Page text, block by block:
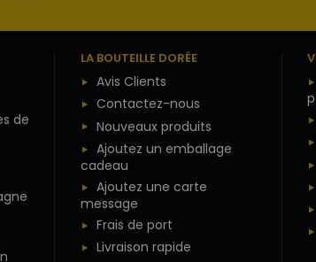
de
LA BOUTEILLE DORÉE
Avis Clients
Contactez-nous
Nouveaux produits
Ajoutez un emballage
cadeau
Ajoutez une carte
message
Frais de port
Livraison rapide